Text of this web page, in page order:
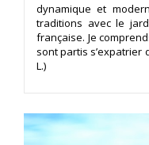
dynamique et
traditions avec le
française. Je
sont partis s’expatrier
L.)